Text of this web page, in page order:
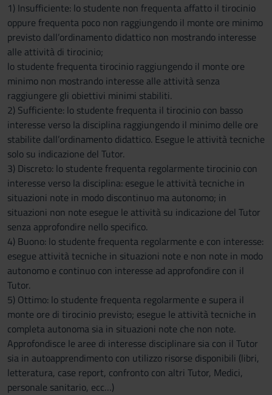
1) Insufficiente: lo studente non frequenta affatto il tirocinio
oppure frequenta poco non raggiungendo il monte ore minimo
previsto dall’ordinamento didattico non mostrando interesse
alle attività di tirocinio;
lo studente frequenta tirocinio raggiungendo il monte ore
minimo non mostrando interesse alle attività senza
raggiungere gli obiettivi minimi stabiliti.
2) Sufficiente: lo studente frequenta il tirocinio con basso
interesse verso la disciplina raggiungendo il minimo delle ore
stabilite dall’ordinamento didattico. Esegue le attività tecniche
solo su indicazione del Tutor.
3) Discreto: lo studente frequenta regolarmente tirocinio con
interesse verso la disciplina: esegue le attività tecniche in
situazioni note in modo discontinuo ma autonomo; in
situazioni non note esegue le attività su indicazione del Tutor
senza approfondire nello specifico.
4) Buono: lo studente frequenta regolarmente e con interesse:
esegue attività tecniche in situazioni note e non note in modo
autonomo e continuo con interesse ad approfondire con il
Tutor.
5) Ottimo: lo studente frequenta regolarmente e supera il
monte ore di tirocinio previsto; esegue le attività tecniche in
completa autonoma sia in situazioni note che non note.
Approfondisce le aree di interesse disciplinare sia con il Tutor
sia in autoapprendimento con utilizzo risorse disponibili (libri,
letteratura, case report, confronto con altri Tutor, Medici,
personale sanitario, ecc…)